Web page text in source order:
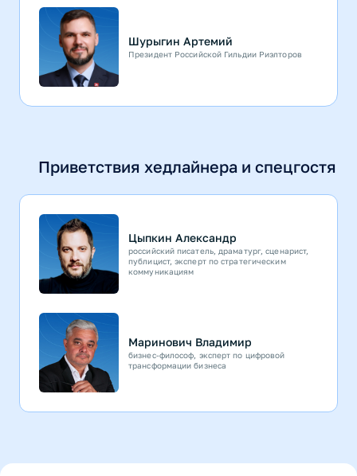
Шурыгин Артемий
Президент Российской Гильдии Риэлторов
Приветствия хедлайнера и спецгостя
Цыпкин Александр
российский писатель, драматург, сценарист,
публицист, эксперт по стратегическим
коммуникациям
Маринович Владимир
бизнес-философ, эксперт по цифровой
трансформации бизнеса